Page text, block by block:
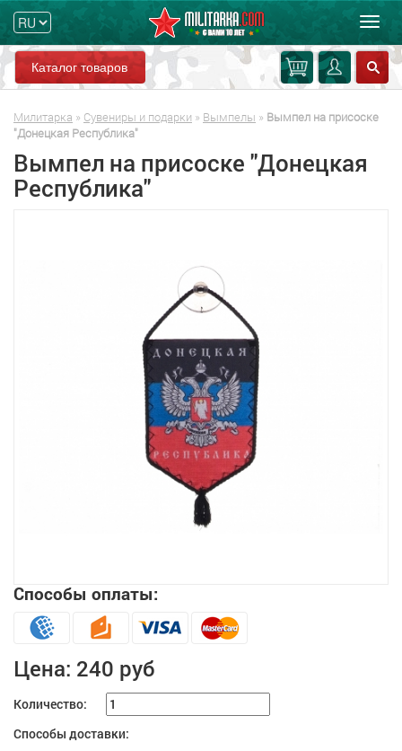
Каталог товаров
Милитарка » Сувениры и подарки » Вымпелы » Вымпел на присоске
"Донецкая Республика"
Вымпел на присоске "Донецкая
Республика"
Способы оплаты:
Цена: 240 руб
Количество:
Способы доставки: